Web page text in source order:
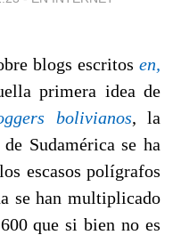
blogs escritos en,
primera idea de
bolivianos, la
Sudamérica se ha
escasos polígrafos
se han multiplicado
que si bien no es